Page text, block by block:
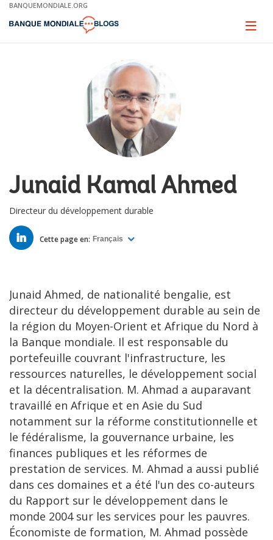
Skip
Main
BANQUEMONDIALE.ORG
Page
Junaid Kamal Ahmed
Directeur du développement durable
LINKED
IN Cette page en: Français
Junaid Ahmed, de nationalité bengalie, est
directeur du développement durable au sein de
la région du Moyen-Orient et Afrique du Nord à
la Banque mondiale. Il est responsable du
portefeuille couvrant l'infrastructure, les
ressources naturelles, le développement social
et la décentralisation. M. Ahmad a auparavant
travaillé en Afrique et en Asie du Sud
notamment sur ​​la réforme constitutionnelle et
le fédéralisme, la gouvernance urbaine, les
finances publiques et les réformes de
prestation de services. M. Ahmad a aussi publié
dans ces domaines et a été l'un des co-auteurs
du Rapport sur le développement dans le
monde 2004 sur les services pour les pauvres.
Économiste de formation, M. Ahmad possède